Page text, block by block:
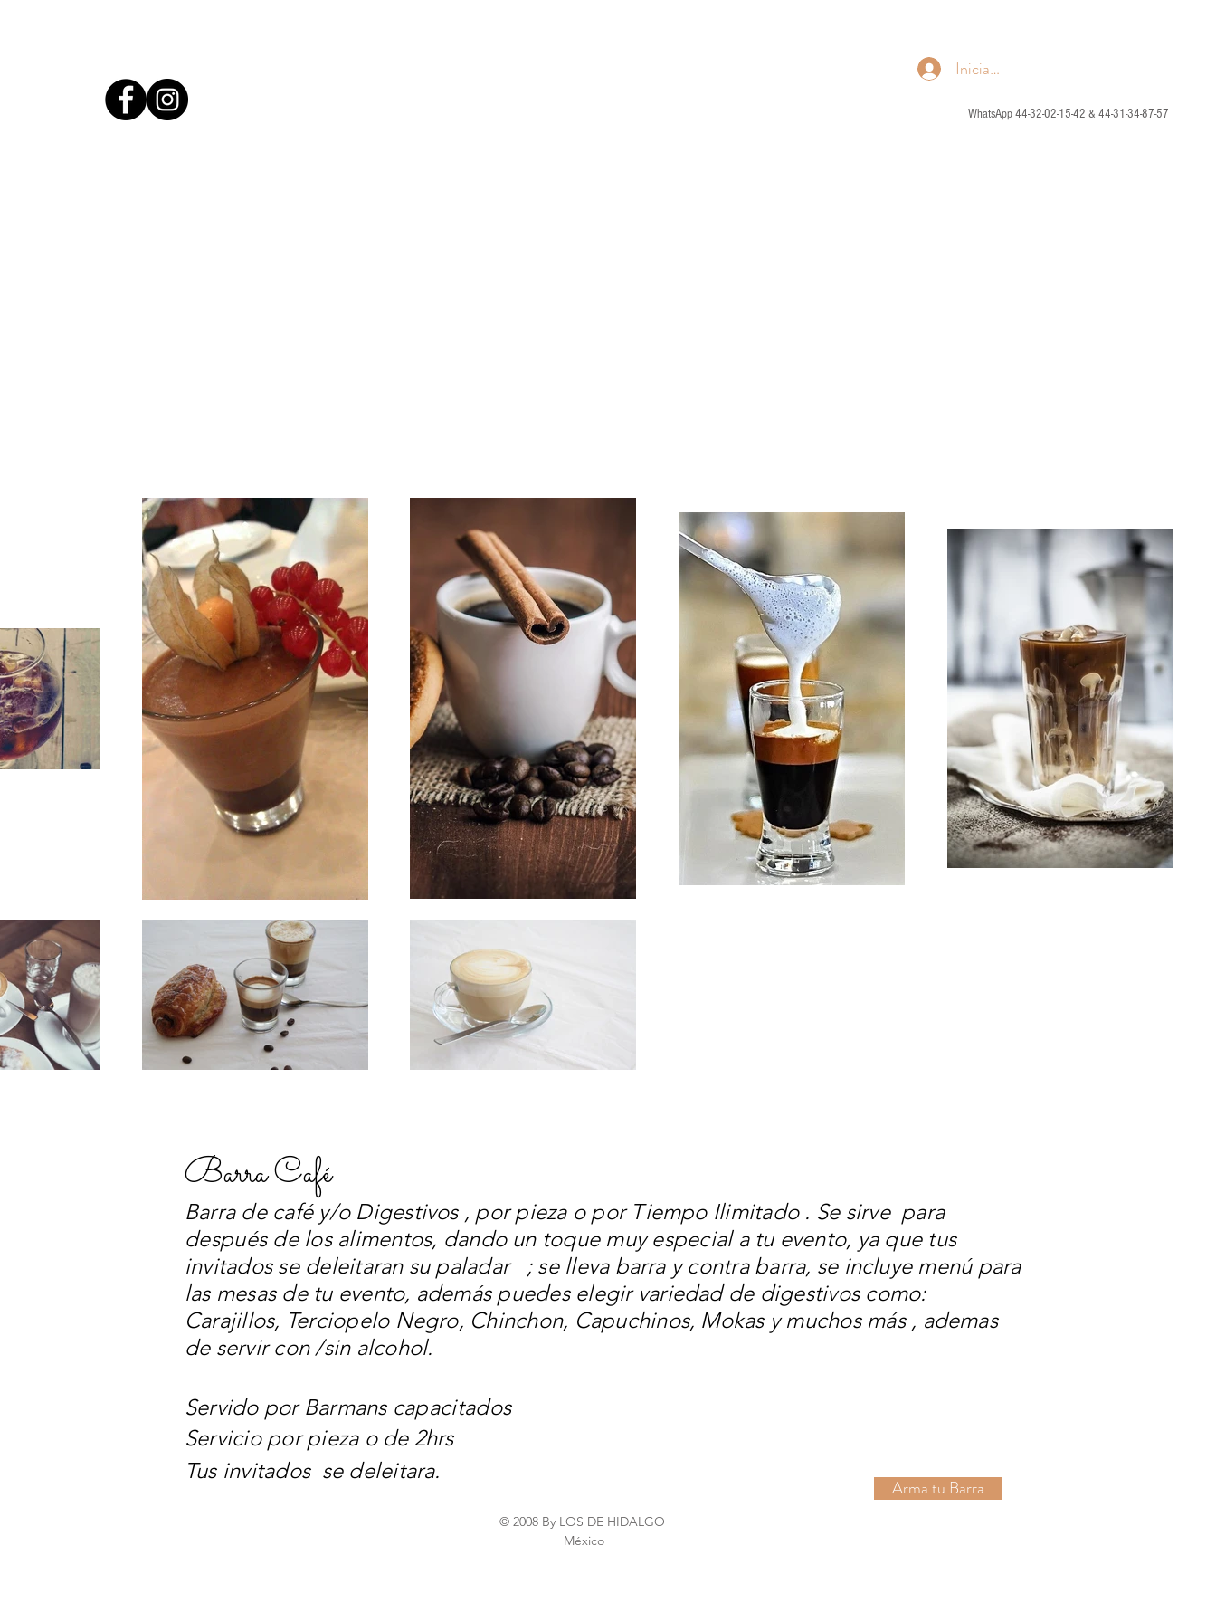
WhatsApp 44-32-02-15-42 & 44-31-34-87-57
Iniciar sesión
Barra Café
Barra de café y/o Digestivos , por pieza o por Tiempo Ilimitado . Se sirve para
despuésde los alimentos, dando un toque muy especial a tu evento, ya que tus
invitados se deleitaran su paladar ; se lleva barra y contra barra, se incluye menú para
las mesas de tu evento, además puedes elegir variedad de digestivos como:
Carajillos, Terciopelo Negro, Chinchon, Capuchinos, Mokas y muchos más , ademas
de servir con /sin alcohol.
Servido por Barmans capacitados
Servicio por pieza o de 2hrs
Tus invitados se deleitara.
Arma tu Barra
© 2008 By LOS DE HIDALGO
México